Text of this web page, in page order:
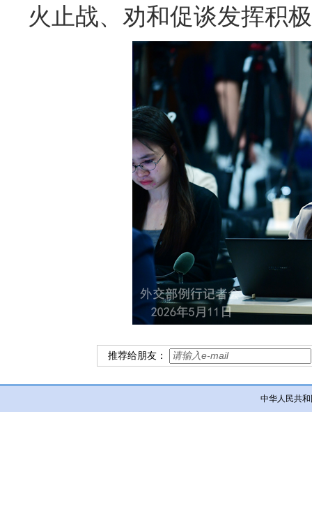
火止战、劝和促谈发挥积
推荐给朋友：
中华人民共